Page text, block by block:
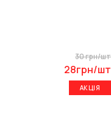
30 грн/шт
28грн/шт
АКЦІЯ